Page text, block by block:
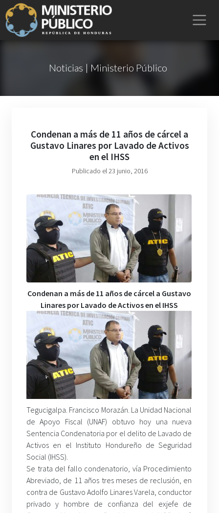
Noticias | Ministerio Público
Condenan a más de 11 años de cárcel a
Gustavo Linares por Lavado de Activos
en el IHSS
Publicado el 23 junio, 2016
Condenan a más de 11 años de cárcel a Gustavo
Linares por Lavado de Activos en el IHSS
Tegucigalpa. Francisco Morazán. La Unidad Nacional
de Apoyo Fiscal (UNAF) obtuvo hoy una nueva
Sentencia Condenatoria por el delito de Lavado de
Activos en el Instituto Hondureño de Seguridad
Social (IHSS).
Se trata del fallo condenatorio, vía Procedimiento
Abreviado, de 11 años tres meses de reclusión, en
contra de Gustavo Adolfo Linares Varela, conductor
privado y hombre de confianza del exjefe de